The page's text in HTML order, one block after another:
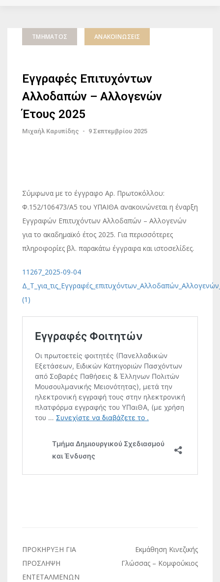
ΤΜΉΜΑΤΟΣ ΑΝΑΚΟΙΝΏΣΕΙΣ
Εγγραφές Επιτυχόντων
Αλλοδαπών – Αλλογενών
Έτους 2025
Μιχαήλ Καρυπίδης - 9 Σεπτεμβρίου 2025
Σύμφωνα με το έγγραφο Αρ. Πρωτοκόλλου:
Φ.152/106473/Α5 του ΥΠΑΙΘΑ ανακοινώνεται η έναρξη
Εγγραφών Επιτυχόντων Αλλοδαπών – Αλλογενών
για το ακαδημαϊκό έτος 2025. Για περισσότερες
πληροφορίες βλ. παρακάτω έγγραφα και ιστοσελίδες.
11267_2025-09-04
(1)
Πλοήγηση
άρθρων
ΠΡΟΚΗΡΥΞΗ ΓΙΑ
ΠΡΟΣΛΗΨΗ
ΕΝΤΕΤΑΛΜΕΝΩΝ
Εκμάθηση Κινεζικής
Γλώσσας – Κομφούκιος